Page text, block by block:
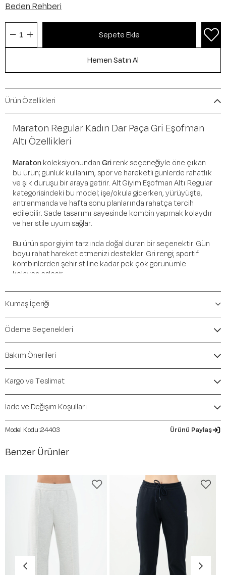
Beden Rehberi
Ürün Özellikleri
Maraton Regular Kadın Dar Paça Gri Eşofman
Altı Özellikleri
Maraton koleksiyonundanGrirenk seçeneğiyle öne çıkan
bu ürün; günlük kullanım, spor ve hareketli günlerde rahatlık
ve şık duruşu bir araya getirir. Alt Giyim Eşofman Altı Regular
kategorisindeki bu model; işe/okula giderken, yürüyüşte,
antrenmanda ve hafta sonu planlarında rahatça tercih
edilebilir. Sade tasarımı sayesinde kombin yapmak kolaydır
ve her stile uyum sağlar.
Bu ürün spor giyim tarzında doğal duran bir seçenektir. Gün
boyu rahat hareket etmenizi destekler. Gri rengi; sportif
kombinlerden şehir stiline kadar pek çok görünümle
kolayca eşleşir.
Öne Çıkan Detaylar
Marka:Maraton
Renk:Gri
Kalıp / Form:
Mevsim:Sonbahar-Kış
Kumaş İçeriği
Ödeme Seçenekleri
Bakım Önerileri
Kargo ve Teslimat
İade ve Değişim Koşulları
24403 Ürünü Paylaş
Benzer Ürünler